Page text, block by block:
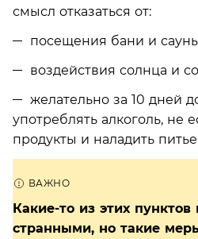
смысл отказаться от:
посещения бани и
воздействия солнца и
желательно за 10 дней
употреблять алкоголь, не
продукты и наладить
Какие-то из этих пунктов
странными, но такие